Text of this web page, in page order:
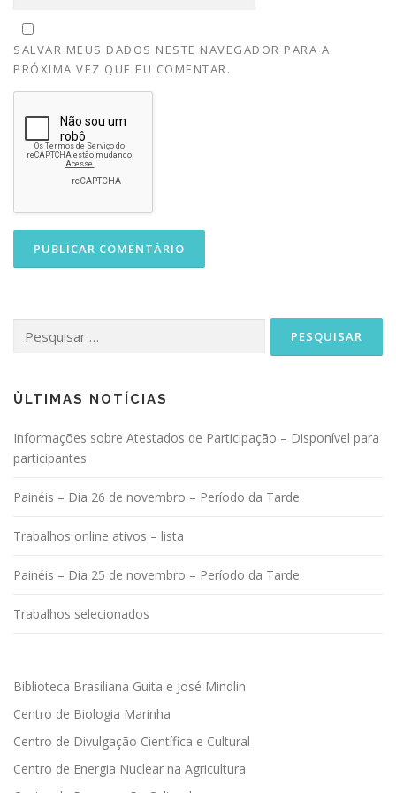
SALVAR MEUS DADOS NESTE NAVEGADOR PARA A
PRÓXIMA VEZ QUE EU COMENTAR.
por:
ÙLTIMAS NOTÍCIAS
Informações sobre Atestados de Participação – Disponível para
participantes
Painéis – Dia 26 de novembro – Período da Tarde
Trabalhos online ativos – lista
Painéis – Dia 25 de novembro – Período da Tarde
Trabalhos selecionados
Biblioteca Brasiliana Guita e José Mindlin
Centro de Biologia Marinha
Centro de Divulgação Científica e Cultural
Centro de Energia Nuclear na Agricultura